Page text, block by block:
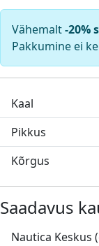
Vähemalt-20%
Pakkumine ei
Kaal
Pikkus
Kõrgus
Saadavus
Nautica Keskus